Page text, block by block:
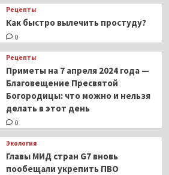
Рецепты
Как быстро вылечить простуду?
0
Рецепты
Приметы на 7 апреля 2024 года —
Благовещение Пресвятой
Богородицы: что можно и нельзя
делать в этот день
0
Экология
Главы МИД стран G7 вновь
пообещали укрепить ПВО